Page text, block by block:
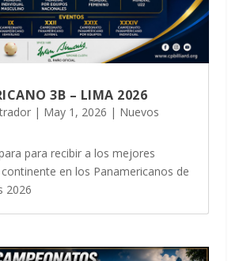
3B – LIMA 2026
| May 1, 2026 | Nuevos
para recibir a los mejores
en los Panamericanos de
2026